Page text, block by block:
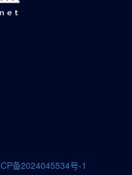
备2024045534号-1